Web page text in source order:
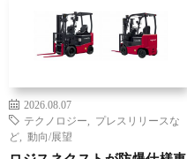
2026.08.07
テクノロジー
プレスリリースな
ど
動向/展望